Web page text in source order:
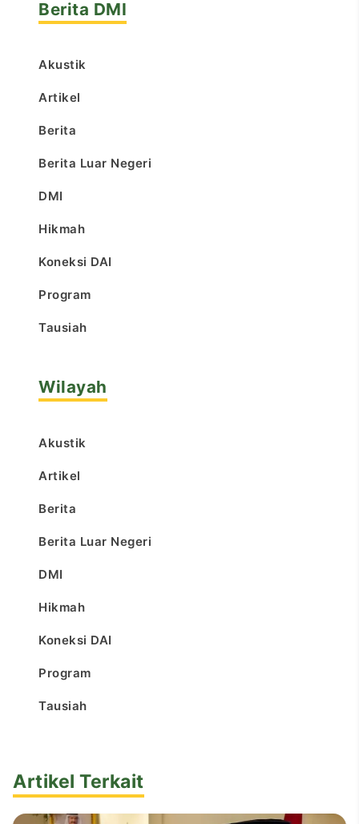
Berita DMI
Akustik
Artikel
Berita
Berita Luar Negeri
DMI
Hikmah
Koneksi DAI
Program
Tausiah
Wilayah
Akustik
Artikel
Berita
Berita Luar Negeri
DMI
Hikmah
Koneksi DAI
Program
Tausiah
Artikel Terkait